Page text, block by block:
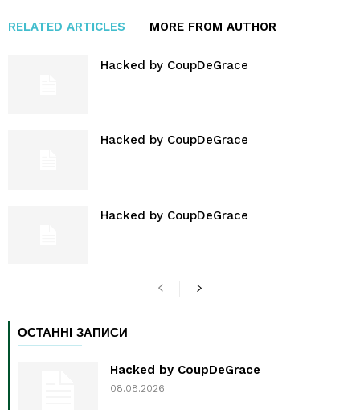
RELATED ARTICLES MORE FROM AUTHOR
Hacked by CoupDeGrace
Hacked by CoupDeGrace
Hacked by CoupDeGrace
ОСТАННІ ЗАПИСИ
Hacked by CoupDeGrace
08.08.2026